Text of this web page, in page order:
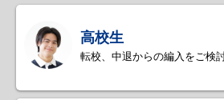
高校生
転校、中退からの編入をご検